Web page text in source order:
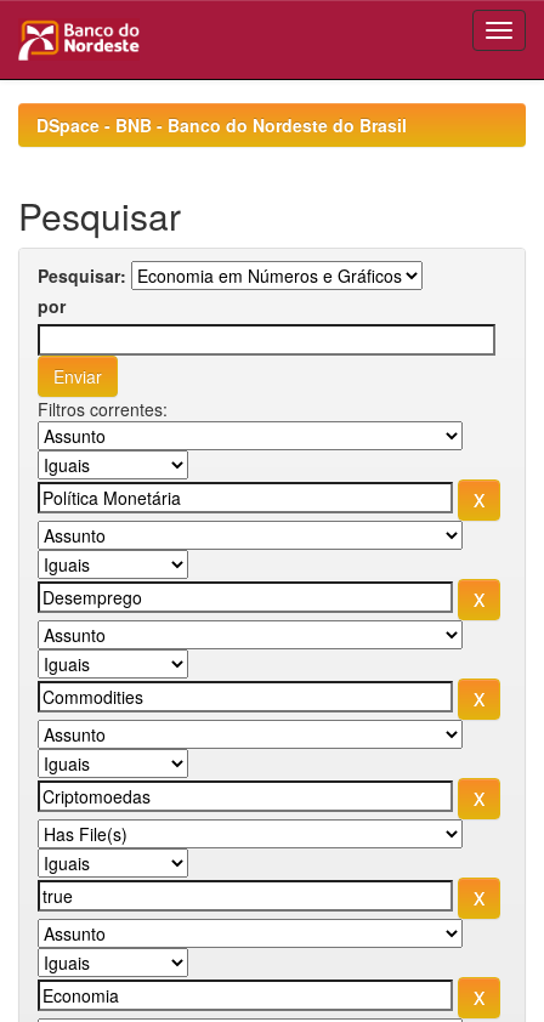
navigationDSpace - BNB - Banco do Nordeste do Brasil
Pesquisar
Pesquisar:
por
Filtros correntes: